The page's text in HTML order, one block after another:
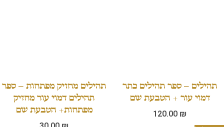
תהילים – ספר תהילים כתר
דמוי עור + הטבעת שם
120.00 ₪
תהילים מחזיק מפתחות – ספר
תהילים דמוי עור מחזיק
מפתחות+ הטבעת שם